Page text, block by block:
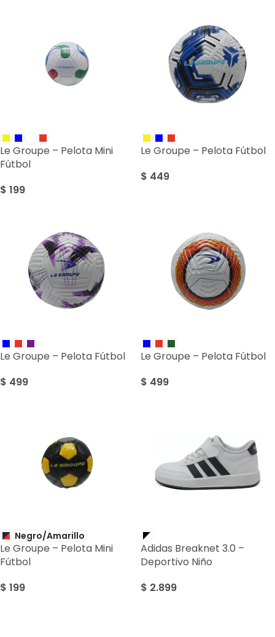
Le Groupe – Pelota Mini
Fútbol
$ 199
Le Groupe – Pelota Fútbol
$ 449
Le Groupe – Pelota Fútbol
$ 499
Le Groupe – Pelota Fútbol
$ 499
Negro/Amarillo
Le Groupe – Pelota Mini
Fútbol
$ 199
Adidas Breaknet 3.0 –
Deportivo Niño
$ 2.899